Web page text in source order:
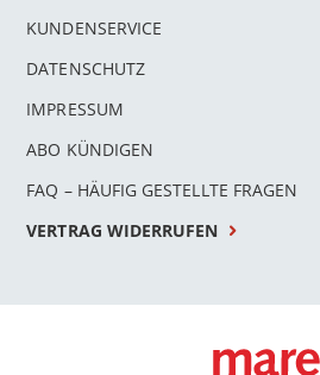
KUNDENSERVICE
DATENSCHUTZ
IMPRESSUM
ABO KÜNDIGEN
FAQ – HÄUFIG GESTELLTE FRAGEN
VERTRAG WIDERRUFEN